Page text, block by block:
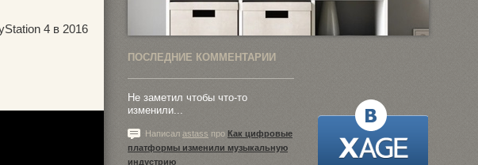
4 в 2016
ПОСЛЕДНИЕ КОММЕНТАРИИ
Не заметил чтобы что-то
изменили...
Написал astass про Как цифровые
платформы изменили музыкальную
индустрию